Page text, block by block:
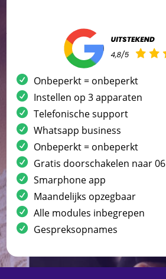
Onbeperkt = onbeperkt
Instellen op 3 apparaten
Telefonische support
Whatsapp business
Onbeperkt = onbeperkt
Gratis doorschakelen naar 06
Smarphone app
Maandelijks opzegbaar
Alle modules inbegrepen
Gespreksopnames